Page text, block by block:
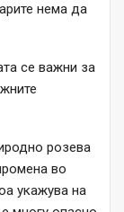
нема да
се важни за
розева
во
укажува на